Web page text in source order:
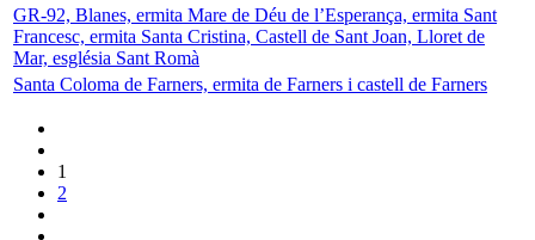
GR-92, Blanes, ermita Mare de Déu de l’Esperança, ermita Sant
Francesc, ermita Santa Cristina, Castell de Sant Joan, Lloret de
Mar, església Sant Romà
Santa Coloma de Farners, ermita de Farners i castell de Farners
1
2